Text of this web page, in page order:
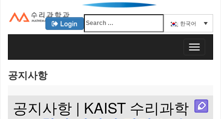
KAIST 수리과학과
Login 한국어
T
o
공지사항
공지사항 | KAIST 수리과학